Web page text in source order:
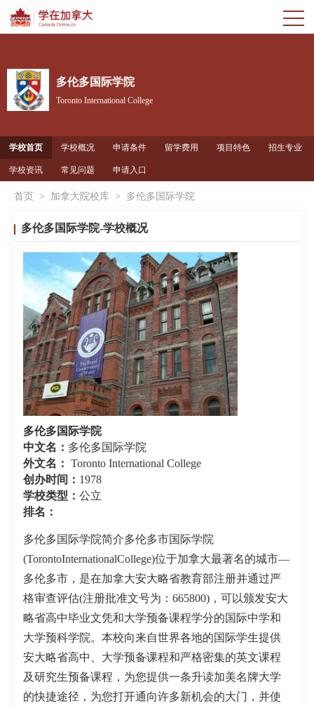
多伦多国际学院
Toronto International College
学校首页 学校概况 申请条件 留学费用 项目特色 招生专业
学校资讯 常见问题 申请入口
首页 > 加拿大院校库 > 多伦多国际学院
多伦多国际学院-学校概况
多伦多国际学院
中文名： 多伦多国际学院
外文名： Toronto International College
创办时间： 1978
学校类型： 公立
排名：
多伦多国际学院简介多伦多市国际学院
(TorontoInternationalCollege)位于加拿大最著名的城市—
多伦多市，是在加拿大安大略省教育部注册并通过严
格审查评估(注册批准文号为：665800)，可以颁发安大
略省高中毕业文凭和大学预备课程学分的国际中学和
大学预科学院。本校向来自世界各地的国际学生提供
安大略省高中、大学预备课程和严格密集的英文课程
及研究生预备课程，为您提供一条升读加美名牌大学
的快捷途径，为您打开通向许多新机会的大门，并使